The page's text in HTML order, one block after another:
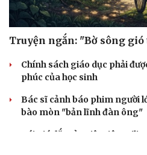
Truyện ngắn: "Bờ sông gió
Chính sách giáo dục phải
phúc của học sinh
Bác sĩ cảnh báo phim người
bào mòn "bản lĩnh đàn ông"
Cái giá đắt của việc tiêm